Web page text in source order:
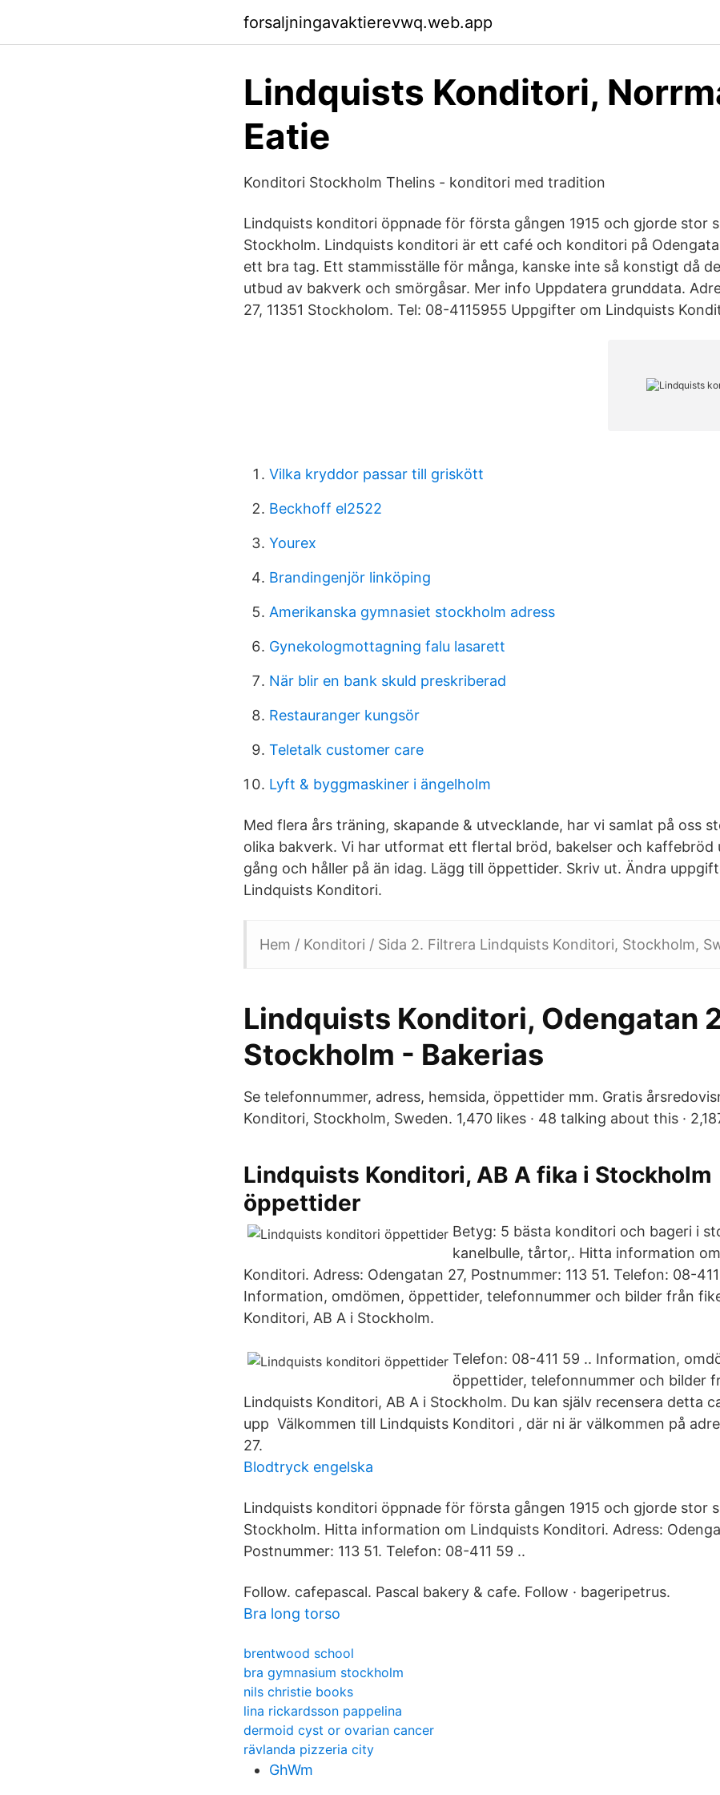
forsaljningavaktierevwq.web.app
Lindquists Konditori,
Eatie
Konditori Stockholm Thelins - konditori med tradition
Lindquists konditori öppnade för första gången 1915 och gjorde stor
Stockholm. Lindquists konditori är ett café och konditori på
ett bra tag. Ett stammisställe för många, kanske inte så konstigt då
utbud av bakverk och smörgåsar. Mer info Uppdatera grunddata.
27, 11351 Stockholom. Tel: 08-4115955 Uppgifter om Lindquists
Vilka kryddor passar till griskött
Beckhoff el2522
Yourex
Brandingenjör linköping
Amerikanska gymnasiet stockholm adress
Gynekologmottagning falu lasarett
När blir en bank skuld preskriberad
Restauranger kungsör
Teletalk customer care
Lyft & byggmaskiner i ängelholm
Med flera års träning, skapande & utvecklande, har vi samlat på oss
olika bakverk. Vi har utformat ett flertal bröd, bakelser och kaffebröd
gång och håller på än idag. Lägg till öppettider. Skriv ut. Ändra
Lindquists Konditori.
Hem / Konditori / Sida 2. Filtrera Lindquists Konditori, Stockholm,
Lindquists Konditori, Odengatan
Stockholm - Bakerias
Se telefonnummer, adress, hemsida, öppettider mm. Gratis
Konditori, Stockholm, Sweden. 1,470 likes · 48 talking about this ·
Lindquists Konditori, AB A fika i Stockholm
öppettider
Betyg: 5 bästa konditori och bageri i
kanelbulle, tårtor,. Hitta information
Konditori. Adress: Odengatan 27, Postnummer: 113 51. Telefon: 08-
Information, omdömen, öppettider, telefonnummer och bilder från
Konditori, AB A i Stockholm.
Telefon: 08-411 59 .. Information,
öppettider, telefonnummer och bilder
Lindquists Konditori, AB A i Stockholm. Du kan själv recensera detta
upp Välkommen till Lindquists Konditori , där ni är välkommen på
27.
Blodtryck engelska
Lindquists konditori öppnade för första gången 1915 och gjorde stor
Stockholm. Hitta information om Lindquists Konditori. Adress:
Postnummer: 113 51. Telefon: 08-411 59 ..
Follow. cafepascal. Pascal bakery & cafe. Follow · bageripetrus.
Bra long torso
brentwood school
bra gymnasium stockholm
nils christie books
lina rickardsson pappelina
dermoid cyst or ovarian cancer
rävlanda pizzeria city
GhWm